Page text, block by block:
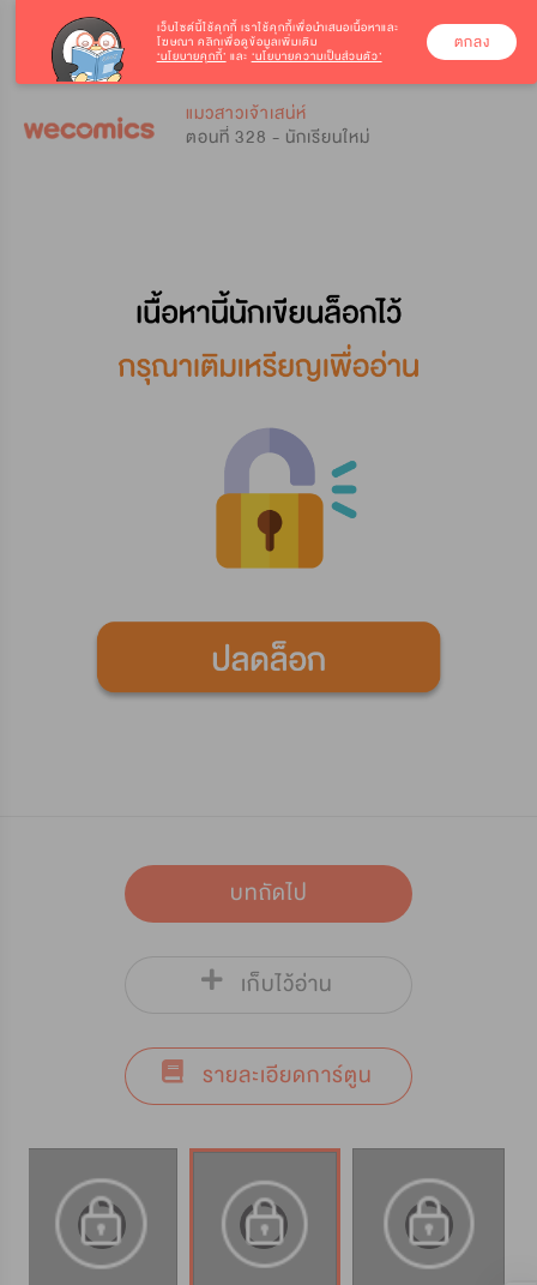
แมวสาวเจ้าเสน่ห์
ตอนที่ 328 - นักเรียนใหม่
บทถัดไป
เก็บไว้อ่าน
รายละเอียดการ์ตูน
เว็บไซต์นี้ใช้คุกกี้ เราใช้คุกกี้เพื่อนำเสนอเนื้อหาและ
โฆษณา คลิกเพื่อดูข้อมูลเพิ่มเติม
‘นโยบายคุกกี้’ และ ‘นโยบายความเป็นส่วนตัว’
ตกลง